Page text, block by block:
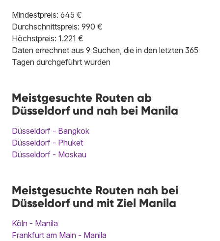
Mindestpreis: 645 €
Durchschnittspreis: 990 €
Höchstpreis: 1.221 €
Daten errechnet aus 9 Suchen, die in den letzten 365
Tagen durchgeführt wurden
Meistgesuchte Routen ab
Düsseldorf und nah bei Manila
Düsseldorf - Bangkok
Düsseldorf - Phuket
Düsseldorf - Moskau
Meistgesuchte Routen nah bei
Düsseldorf und mit Ziel Manila
Köln - Manila
Frankfurt am Main - Manila